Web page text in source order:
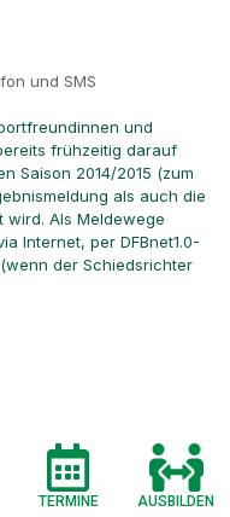
und SMS
und
frühzeitig darauf
Saison 2014/2015 (zum
als auch die
wird. Als Meldewege
Internet, per DFBnet1.0-
der Schiedsrichter
TERMINE AUSBILDEN